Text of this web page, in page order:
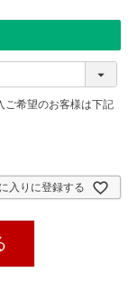
ご希望のお客様は下記
入りに登録する